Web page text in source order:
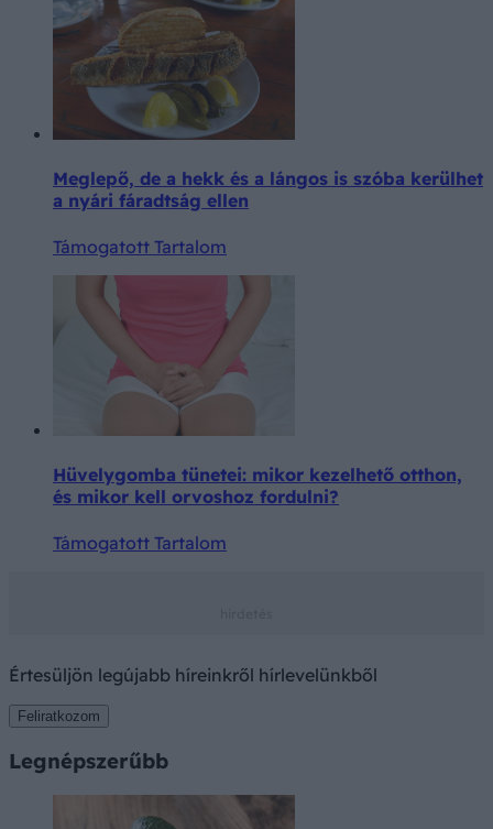
Meglepő, de a hekk és a lángos is szóba kerülhet
a nyári fáradtság ellen
Támogatott Tartalom
Hüvelygomba tünetei: mikor kezelhető otthon,
és mikor kell orvoshoz fordulni?
Támogatott Tartalom
Értesüljön legújabb híreinkről hírlevelünkből
Feliratkozom
Legnépszerűbb